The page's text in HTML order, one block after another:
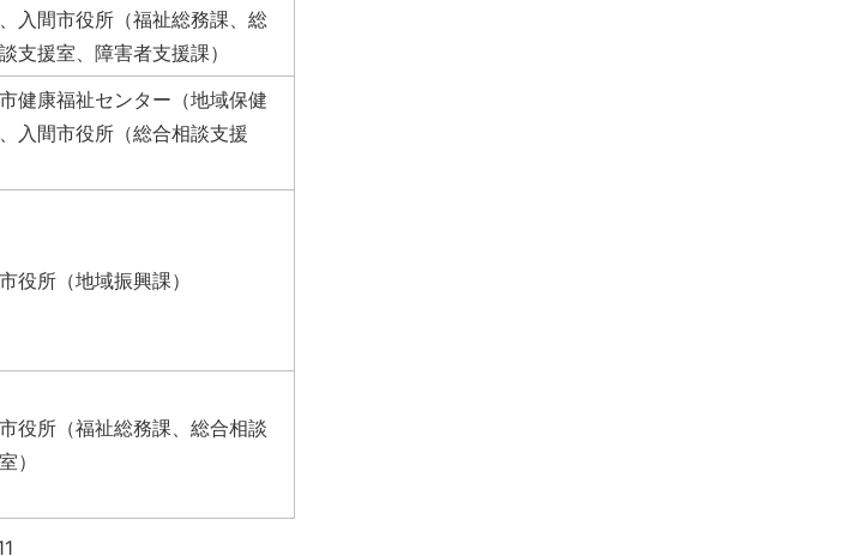
入間市役所（福祉総務課、総
支援室、障害者支援課）
健康福祉センター（地域保健
入間市役所（総合相談支援
役所（地域振興課）
役所（福祉総務課、総合相談
）